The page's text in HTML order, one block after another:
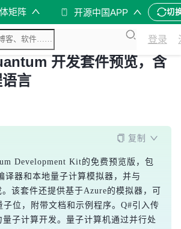
矩阵 开源中国APP 切
登录
开发套件预览，含
言
复制
Development Kit的免费预览版，包
译器和本地量子计算模拟器，并与
该套件还提供基于Azure的模拟器，可
子位，附带文档和示例程序。Q#引入传
子计算开发。量子计算机通过并行处